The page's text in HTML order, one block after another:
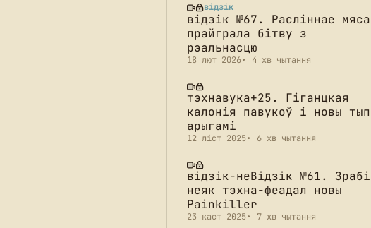
відзік
відзік №67. Расліннае мяса
прайграла бітву з
рэальнасцю
18 лют 2026 4 хв чытання
тэхнавука+25. Гіганцкая
калонія павукоў і новы тып
арыгамі
12 ліст 2025 6 хв чытання
відзік-неВідзік №61.
неяк тэхна-феадал новы
Painkiller
23 каст 2025 7 хв чытання